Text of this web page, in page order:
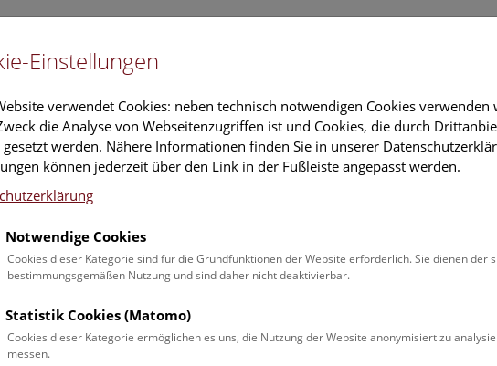
Forschung Führungen & Aktivitäten Deck 50
und Schulprogrammen finden Sie
Einstellungen
verwendet Cookies: neben technisch notwendigen Cookies verwenden
die Analyse von Webseitenzugriffen ist und Cookies, die durch
gesetzt werden. Nähere Informationen finden Sie in unserer
können jederzeit über den Link in der Fußleiste angepasst werden.
Notwendige Cookies
Cookies dieser Kategorie sind für die Grundfunktionen der Website erforderlich. Sie dienen der
bestimmungsgemäßen Nutzung und sind daher nicht deaktivierbar.
Statistik Cookies (Matomo)
Cookies dieser Kategorie ermöglichen es uns, die Nutzung der Website anonymisiert zu
messen.